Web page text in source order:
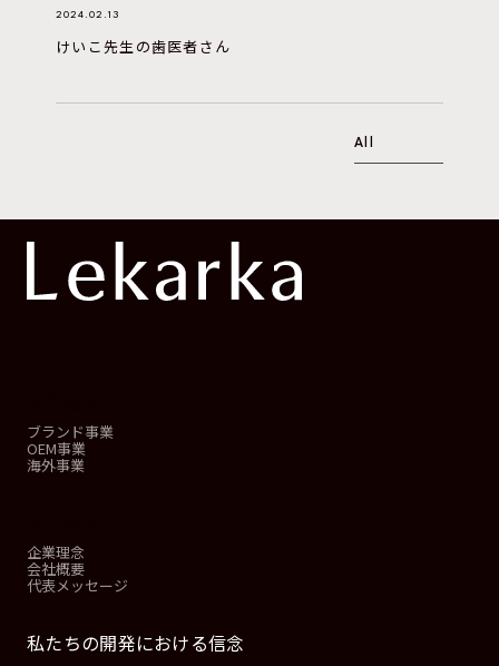
2024.02.13
けいこ先生の歯医者さん
All
ブランド事業
OEM事業
海外事業
企業理念
会社概要
代表メッセージ
私たちの開発における信念